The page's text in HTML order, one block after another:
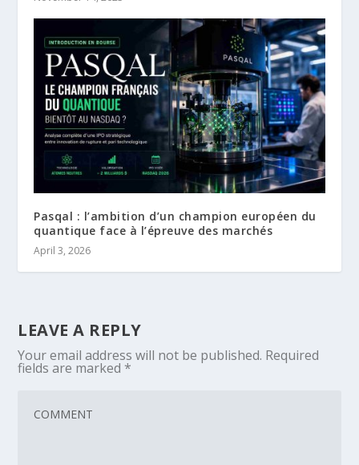
Pasqal : l’ambition d’un champion européen du
quantique face à l’épreuve des marchés
April 3, 2026
LEAVE A REPLY
Your email address will not be published. Required
fields are marked *